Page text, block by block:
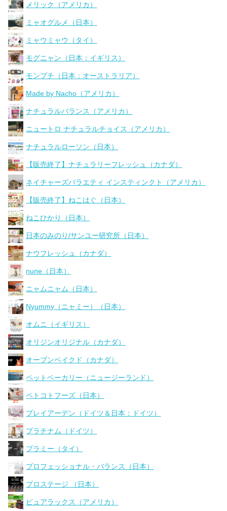
メリック（アメリカ）
ミャオグルメ（日本）
ミャウミャウ（タイ）
モグニャン（日本：イギリス）
モンプチ（日本：オーストラリア）
Made by Nacho（アメリカ）
ナチュラルバランス（アメリカ）
ニュートロ ナチュラルチョイス（アメリカ）
ナチュラルローソン（日本）
【販売終了】ナチュラリーフレッシュ（カナダ）
ネイチャーズバラエティ インスティンクト（アメリカ）
【販売終了】ねこはぐ（日本）
ねこひかり（日本）
日本のみのり/サンユー研究所（日本）
ナウフレッシュ（カナダ）
nune（日本）
ニャムニャム（日本）
Nyummy（ニャミー）（日本）
オムニ（イギリス）
オリジンオリジナル（カナダ）
オーブンベイクド（カナダ）
ペットベーカリー（ニュージーランド）
ペトコトフーズ（日本）
プレイアーデン（ドイツ＆日本：ドイツ）
プラチナム（ドイツ）
プラミー（タイ）
プロフェッショナル・バランス（日本）
プロステージ （日本）
ピュアラックス（アメリカ）